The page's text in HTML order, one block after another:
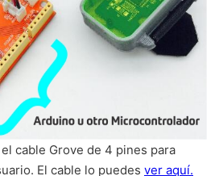
cable Grove de 4 pines para
El cable lo puedes ver aquí.